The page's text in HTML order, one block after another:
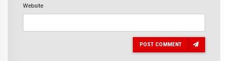
Website
POST COMMENT